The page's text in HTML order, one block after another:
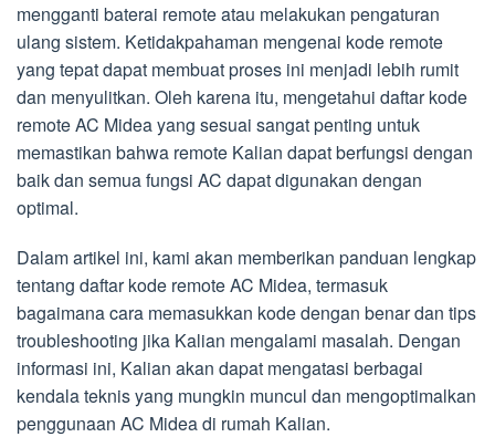
mengganti baterai remote atau melakukan pengaturan
ulang sistem. Ketidakpahaman mengenai kode remote
yang tepat dapat membuat proses ini menjadi lebih rumit
dan menyulitkan. Oleh karena itu, mengetahui daftar kode
remote AC Midea yang sesuai sangat penting untuk
memastikan bahwa remote Kalian dapat berfungsi dengan
baik dan semua fungsi AC dapat digunakan dengan
optimal.
Dalam artikel ini, kami akan memberikan panduan lengkap
tentang daftar kode remote AC Midea, termasuk
bagaimana cara memasukkan kode dengan benar dan tips
troubleshooting jika Kalian mengalami masalah. Dengan
informasi ini, Kalian akan dapat mengatasi berbagai
kendala teknis yang mungkin muncul dan mengoptimalkan
penggunaan AC Midea di rumah Kalian.